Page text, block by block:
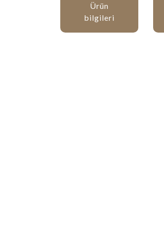
Ürün
bilgileri